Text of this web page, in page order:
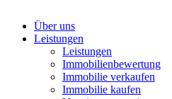
Über uns
Leistungen
Leistungen
Immobilienbewertung
Immobilie verkaufen
Immobilie kaufen